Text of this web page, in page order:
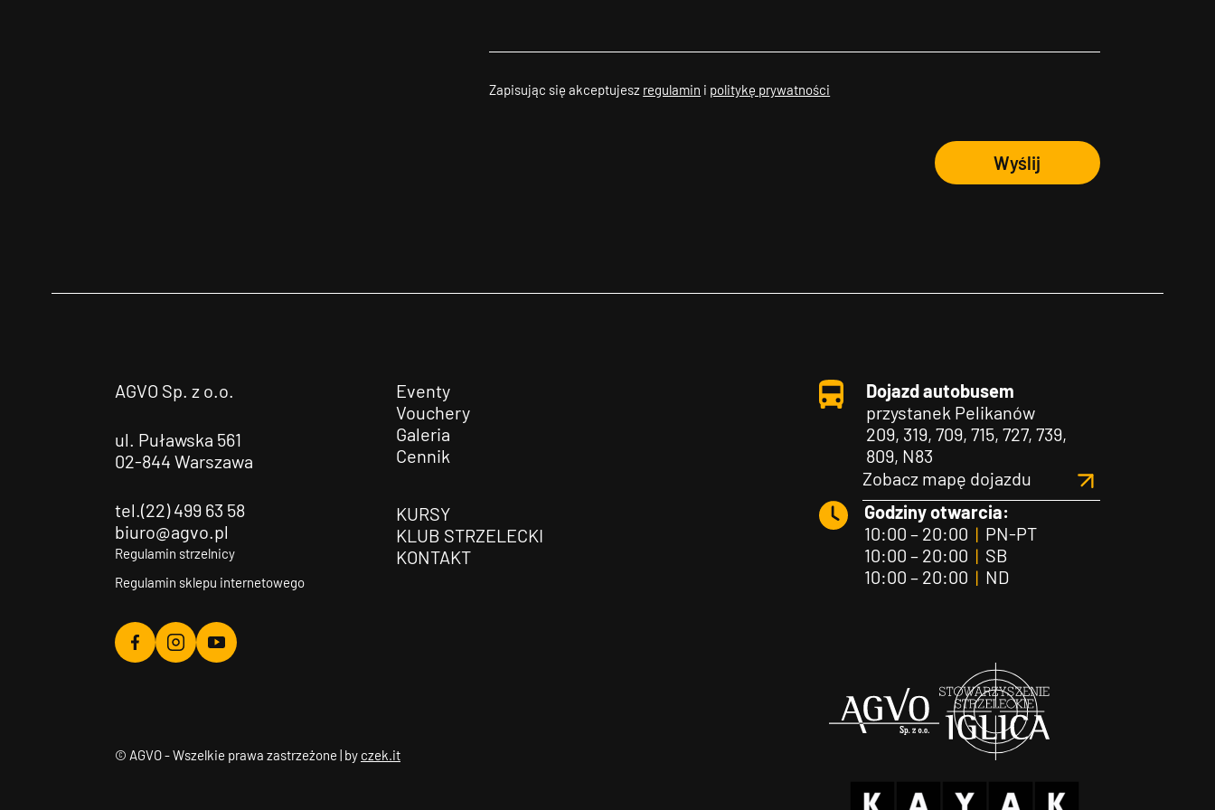
Zapisując się akceptujesz regulamin i politykę prywatności
Wyślij
AGVO Sp. z o.o.
ul. Puławska 561
02-844 Warszawa
tel.(22) 499 63 58
biuro@agvo.pl
Regulamin strzelnicy
Regulamin sklepu internetowego
Agvo
Agvo
Agvo
Eventy
Vouchery
Galeria
Cennik
KURSY
KLUB STRZELECKI
KONTAKT
Dojazd autobusem
przystanek Pelikanów
209, 319, 709, 715, 727, 739,
809, N83
Zobacz mapę dojazdu
Godziny otwarcia:
10:00 – 20:00 |PN-PT
10:00 – 20:00 |SB
10:00 – 20:00 |ND
© AGVO - Wszelkie prawa zastrzeżone | by czek.it
Agvo Iglica